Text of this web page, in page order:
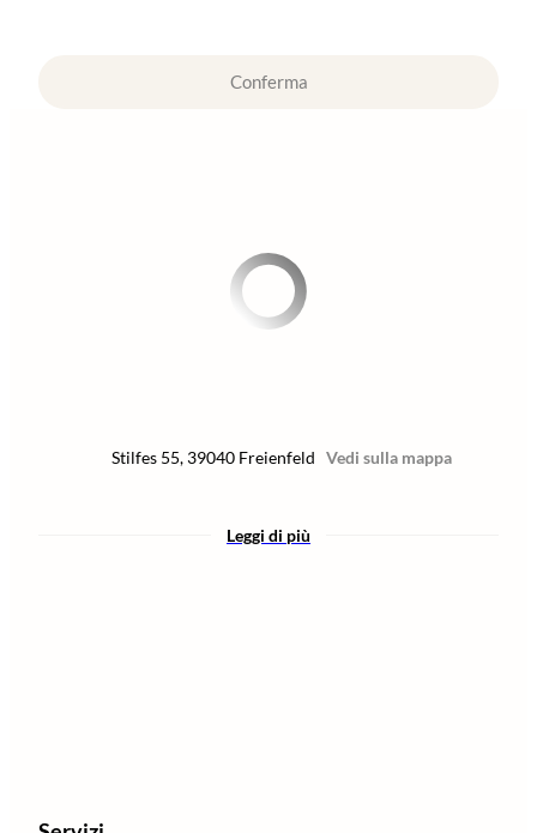
Conferma
Stilfes 55, 39040 Freienfeld Vedi sulla mappa
Leggi di più